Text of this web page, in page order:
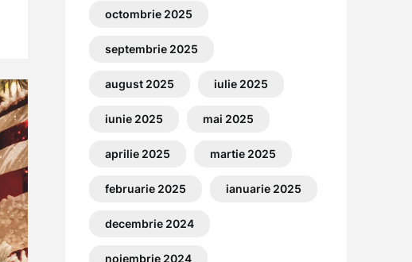
octombrie 2025
septembrie 2025
august 2025 iulie 2025
iunie 2025 mai 2025
aprilie 2025 martie 2025
februarie 2025 ianuarie 2025
decembrie 2024
noiembrie 2024